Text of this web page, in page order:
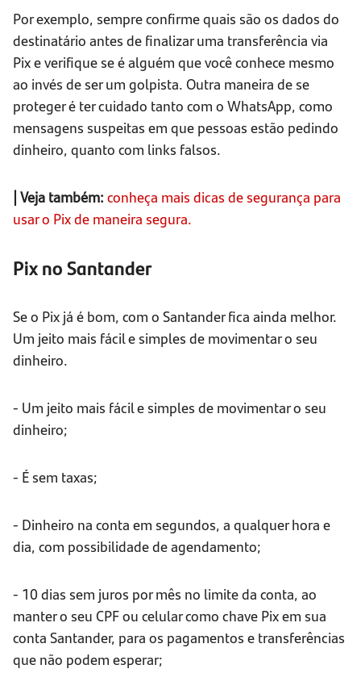
Por exemplo, sempre confirme quais são os dados do
destinatário antes de finalizar uma transferência via
Pix e verifique se é alguém que você conhece mesmo
ao invés de ser um golpista. Outra maneira de se
proteger é ter cuidado tanto com o WhatsApp, como
mensagens suspeitas em que pessoas estão pedindo
dinheiro, quanto com links falsos.
| Veja também: conheça mais dicas de segurança para
usar o Pix de maneira segura.
Pix no Santander
Se o Pix já é bom, com o Santander fica ainda melhor.
Um jeito mais fácil e simples de movimentar o seu
dinheiro.
- Um jeito mais fácil e simples de movimentar o seu
dinheiro;
- É sem taxas;
- Dinheiro na conta em segundos, a qualquer hora e
dia, com possibilidade de agendamento;
- 10 dias sem juros por mês no limite da conta, ao
manter o seu CPF ou celular como chave Pix em sua
conta Santander, para os pagamentos e transferências
que não podem esperar;